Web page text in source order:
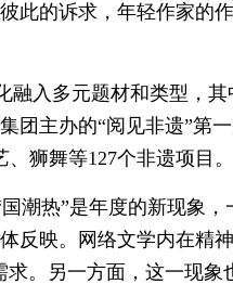
此的诉求，年轻作家的
融入多元题材和类型，
团主办的“阅见非遗”第
狮舞等127个非遗项目。
潮热”是年度的新现象，
反映。网络文学内在精
。另一方面，这一现象